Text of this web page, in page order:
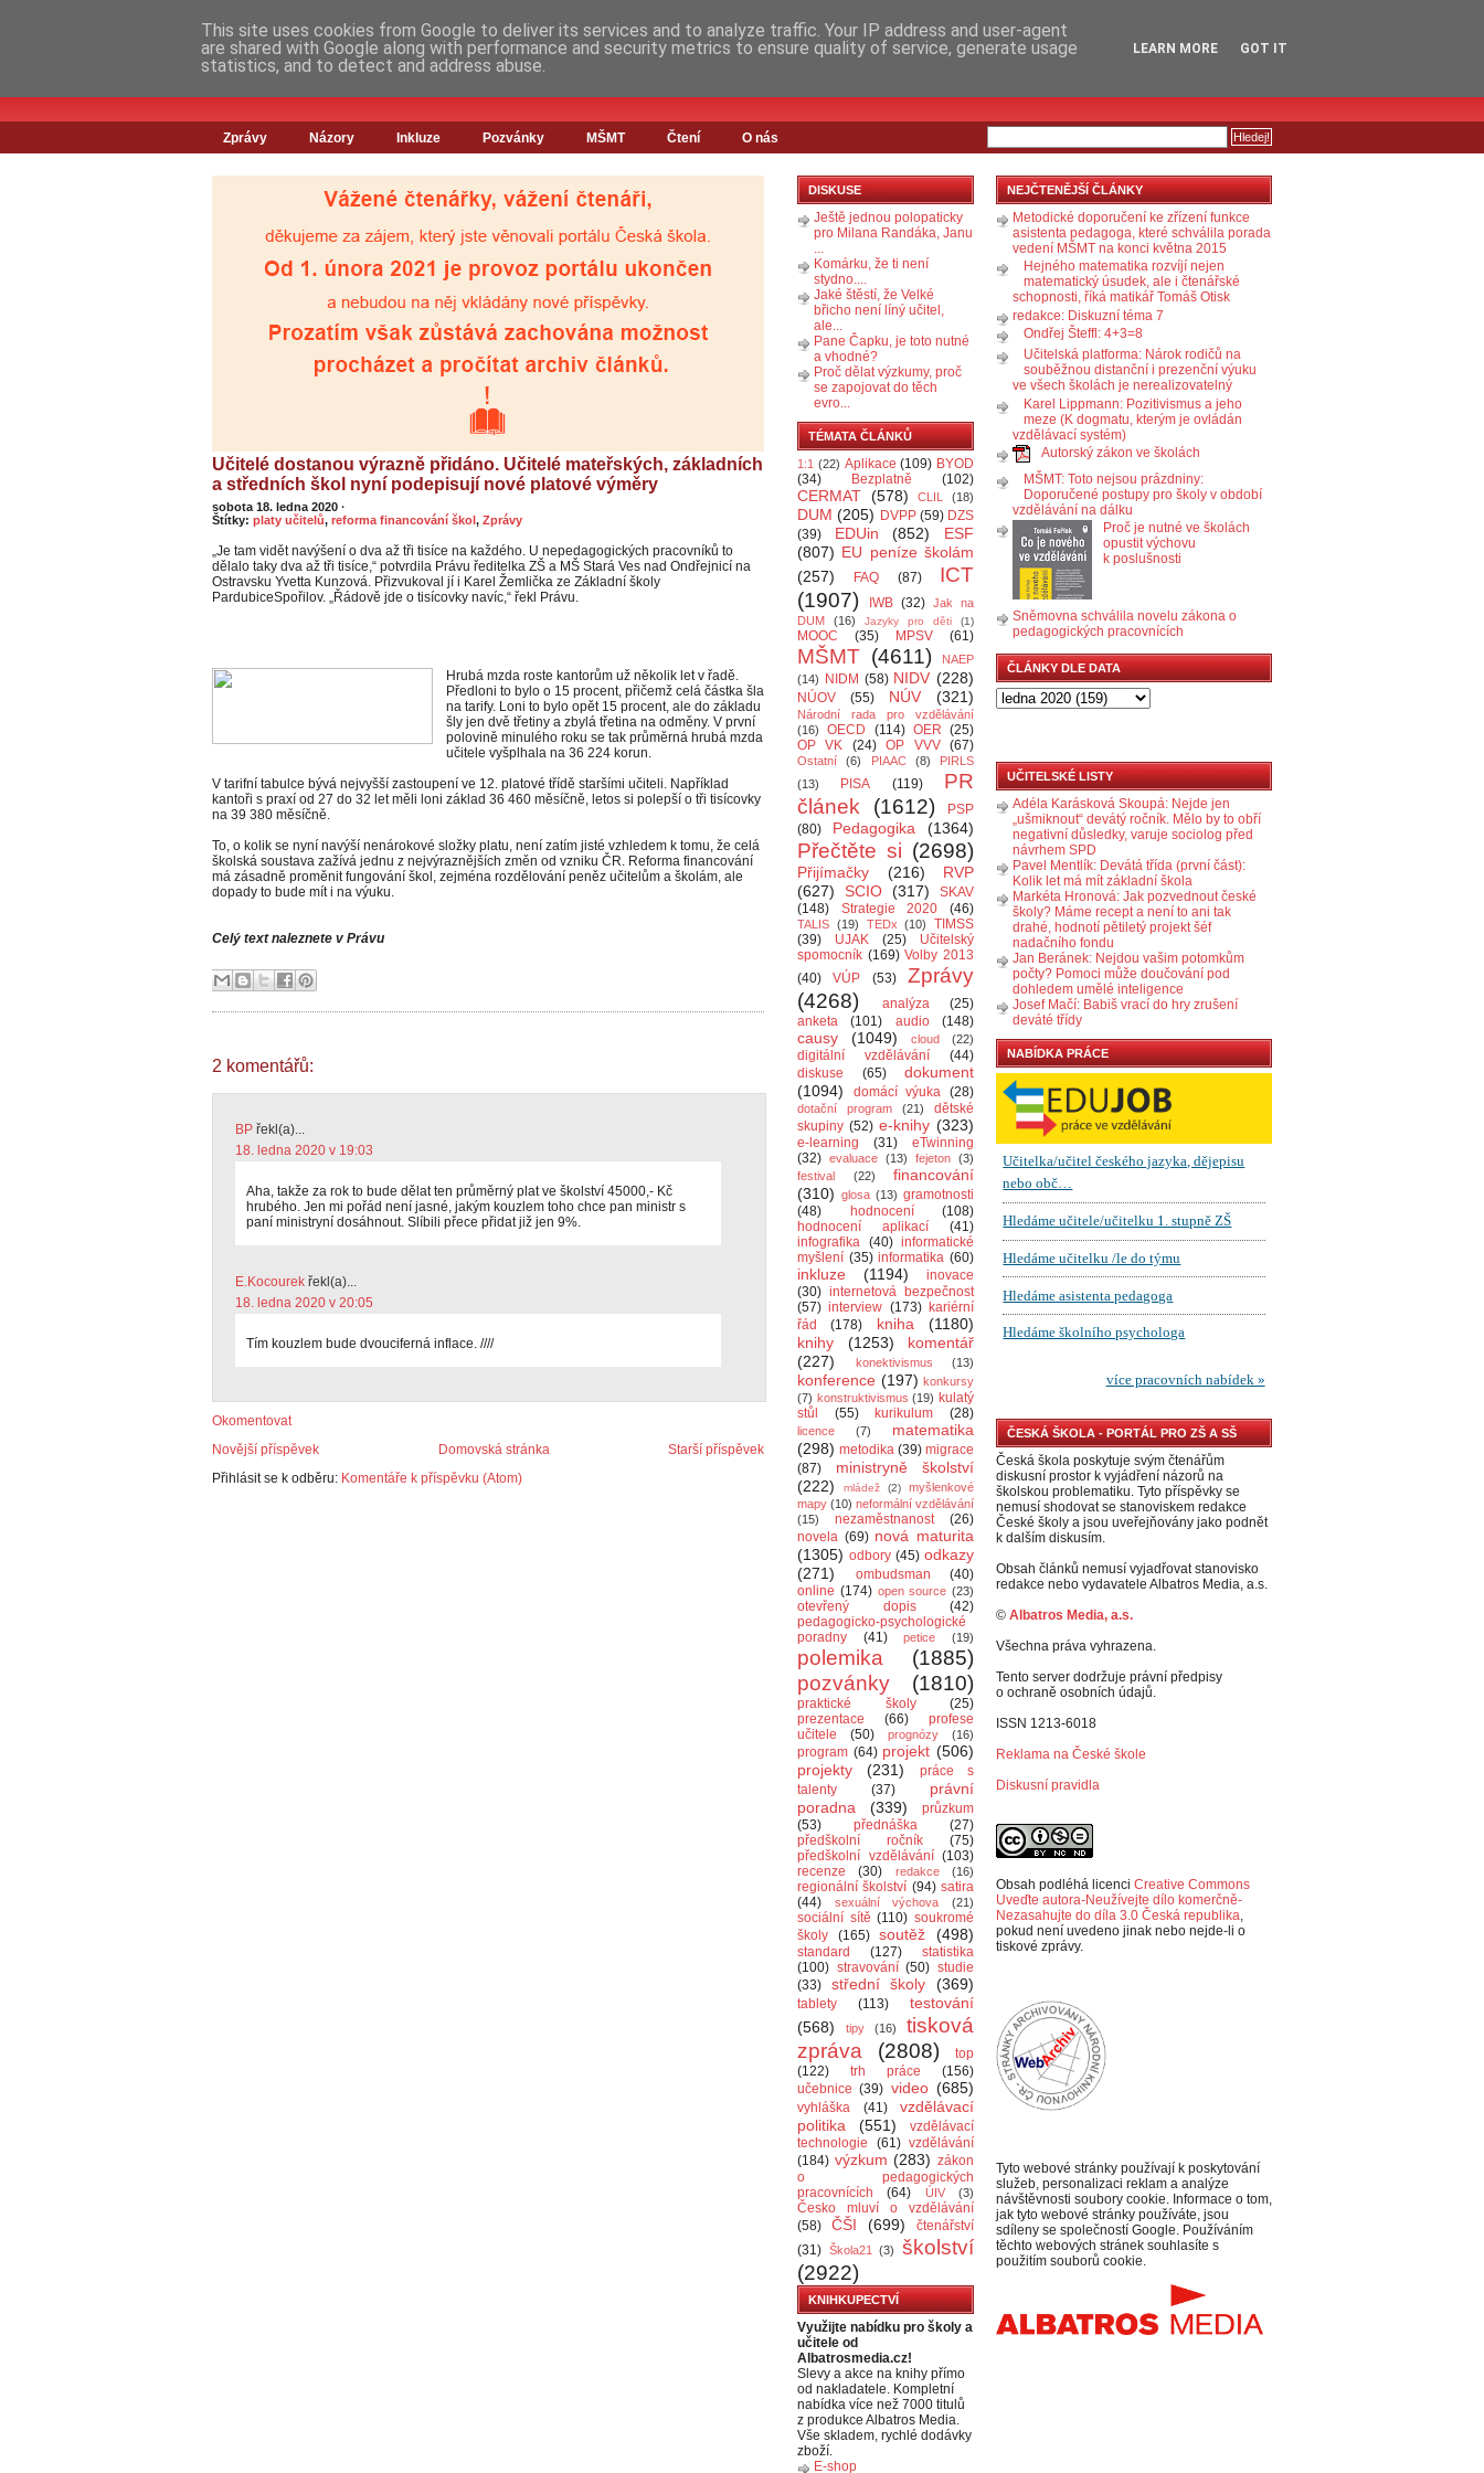
Zprávy Názory Inkluze Pozvánky MŠMT Čtení O nás
Učitelé dostanou výrazně přidáno. Učitelé mateřských, základních
a středních škol nyní podepisují nové platové výměry
sobota 18. ledna 2020 ·
Štítky: platy učitelů, reforma financování škol, Zprávy
„Je tam vidět navýšení o dva až tři tisíce na každého. U nepedagogických pracovníků to
dělalo taky dva až tři tisíce,“ potvrdila Právu ředitelka ZŠ a MŠ Stará Ves nad Ondřejnicí na
Ostravsku Yvetta Kunzová. Přizvukoval jí i Karel Žemlička ze Základní školy
PardubiceSpořilov. „Řádově jde o tisícovky navíc,“ řekl Právu.
Hrubá mzda roste kantorům už několik let v řadě.
Předloni to bylo o 15 procent, přičemž celá částka šla
na tarify. Loni to bylo opět 15 procent, ale do základu
šly jen dvě třetiny a zbylá třetina na odměny. V první
polovině minulého roku se tak průměrná hrubá mzda
učitele vyšplhala na 36 224 korun.
V tarifní tabulce bývá nejvyšší zastoupení ve 12. platové třídě staršími učiteli. Například
kantoři s praxí od 27 do 32 let měli loni základ 36 460 měsíčně, letos si polepší o tři tisícovky
na 39 380 měsíčně.
To, o kolik se nyní navýší nenárokové složky platu, není zatím jisté vzhledem k tomu, že celá
školská soustava zažívá jednu z nejvýraznějších změn od vzniku ČR. Reforma financování
má zásadně proměnit fungování škol, zejména rozdělování peněz učitelům a školám, ale
dopady to bude mít i na výuku.
Celý text naleznete v Právu
2 komentářů:
BP řekl(a)...
18. ledna 2020 v 19:03
Aha, takže za rok to bude dělat ten průměrný plat ve školství 45000,- Kč
hrubého. Jen mi pořád není jasné, jakým kouzlem toho chce pan ministr s
paní ministryní dosáhnout. Slíbili přece přidat již jen 9%.
E.Kocourek řekl(a)...
18. ledna 2020 v 20:05
Tím kouzlem bude dvouciferná inflace. ////
Okomentovat
Novější příspěvek
Starší příspěvek
Domovská stránka
Přihlásit se k odběru: Komentáře k příspěvku (Atom)
DISKUSE
Ještě jednou polopaticky
pro Milana Randáka, Janu
...
Komárku, že ti není
stydno....
Jaké štěstí, že Velké
břicho není líný učitel,
ale...
Pane Čapku, je toto nutné
a vhodné?
Proč dělat výzkumy, proč
se zapojovat do těch
evro...
TÉMATA ČLÁNKŮ
1:1 (22) Aplikace (109) BYOD
(34)
Bezplatně (102)
CERMAT (578) CLIL (18)
DUM (205) DVPP (59) DZS
(39)
EDUin (852)
ESF
(807) EU peníze školám
(257)
FAQ (87)
ICT
(1907)
IWB (32) Jak na
DUM
(16) Jazyky pro děti (1)
MOOC (35) MPSV (61)
MŠMT (4611)
NAEP
(14)
NIDM (58) NIDV (228)
NÚOV (55) NÚV (321)
Národní rada pro vzdělávání
(16)
OECD (114) OER (25)
OP VK
(24) OP VVV (67)
Ostatní (6) PIAAC (8)
PIRLS
(13)
PISA (119)
PR
článek
(1612)
PSP
(80)
Pedagogika (1364)
Přečtěte si (2698)
Přijímačky (216)
RVP
(627)
SCIO (317)
SKAV
(148)
Strategie 2020 (46)
TALIS (19) TEDx (10)
TIMSS
(39)
UJAK (25)
Učitelský
spomocník (169) Volby 2013
(40)
VÚP (53)
Zprávy
(4268)
analýza
(25)
anketa
(101) audio (148)
causy (1049) cloud (22)
digitální vzdělávání
(44)
diskuse
(65)
dokument
(1094)
domácí výuka (28)
dotační program (21)
dětské
skupiny (52) e-knihy (323)
e-learning (31)
eTwinning
(32) evaluace (13) fejeton (3)
festival
(22)
financování
(310) glosa (13) gramotnosti
(48)
hodnocení
(108)
hodnocení aplikací
(41)
infografika (40) informatické
myšlení (35) informatika (60)
inkluze (1194)
inovace
(30) internetová bezpečnost
(57) interview (173) kariérní
řád
(178) kniha
(1180)
knihy
(1253)
komentář
(227)
konektivismus (13)
konference (197) konkursy
(7) konstruktivismus (19) kulatý
stůl
(55) kurikulum (28)
licence (7)
matematika
(298) metodika (39) migrace
(87)
ministryně školství
(222)
mládež (2)
myšlenkové
mapy (10) neformální vzdělávání
(15)
nezaměstnanost
(26)
novela (69) nová maturita
(1305) odbory (45) odkazy
(271)
ombudsman
(40)
online (174) open source (23)
otevřený dopis
(42)
pedagogicko-psychologické
poradny
(41) petice (19)
polemika
(1885)
pozvánky
(1810)
praktické školy
(25)
prezentace
(66)
profese
učitele
(50) prognózy (16)
program (64) projekt (506)
projekty
(231)
práce s
talenty
(37)
právní
poradna
(339)
průzkum
(53)
přednáška
(27)
předškolní ročník
(75)
předškolní vzdělávání (103)
recenze
(30) redakce (16)
regionální školství (94) satira
(44)
sexuální výchova (21)
sociální sítě (110) soukromé
školy
(165) soutěž (498)
standard (127)
statistika
(100) stravování (50) studie
(33)
střední školy (369)
tablety (113)
testování
(568)
tipy (16)
tisková
zpráva
(2808)
top
(122)
trh práce
(156)
učebnice (39) video (685)
vyhláška (41)
vzdělávací
politika
(551)
vzdělávací
technologie
(61) vzdělávání
(184) výzkum (283) zákon
o pedagogických
pracovnících
(64) ÚIV (3)
Česko mluví o vzdělávání
(58)
ČŠI (699)
čtenářství
(31) Škola21 (3)
školství
(2922)
KNIHKUPECTVÍ
Využijte nabídku pro školy a
učitele od
Albatrosmedia.cz!
Slevy a akce na knihy přímo
od nakladatele. Kompletní
nabídka více než 7000 titulů
z produkce Albatros Media.
Vše skladem, rychlé dodávky
zboží.
E-shop
NEJČTENĚJŠÍ ČLÁNKY
Metodické doporučení ke zřízení funkce
asistenta pedagoga, které schválila porada
vedení MŠMT na konci května 2015
Hejného matematika rozvíjí nejen
matematický úsudek, ale i čtenářské
schopnosti, říká matikář Tomáš Otisk
redakce: Diskuzní téma 7
Ondřej Šteffl: 4+3=8
Učitelská platforma: Nárok rodičů na
souběžnou distanční i prezenční výuku
ve všech školách je nerealizovatelný
Karel Lippmann: Pozitivismus a jeho
meze (K dogmatu, kterým je ovládán
vzdělávací systém)
Autorský zákon ve školách
MŠMT: Toto nejsou prázdniny:
Doporučené postupy pro školy v období
vzdělávání na dálku
Proč je nutné ve školách
opustit výchovu
k poslušnosti
Sněmovna schválila novelu zákona o
pedagogických pracovnících
ČLÁNKY DLE DATA
UČITELSKÉ LISTY
Adéla Karásková Skoupá: Nejde jen
„ušmiknout“ devátý ročník. Mělo by to obří
negativní důsledky, varuje sociolog před
návrhem SPD
Pavel Mentlík: Devátá třída (první část):
Kolik let má mít základní škola
Markéta Hronová: Jak pozvednout české
školy? Máme recept a není to ani tak
drahé, hodnotí pětiletý projekt šéf
nadačního fondu
Jan Beránek: Nejdou vašim potomkům
počty? Pomoci může doučování pod
dohledem umělé inteligence
Josef Mačí: Babiš vrací do hry zrušení
deváté třídy
NABÍDKA PRÁCE
ČESKÁ ŠKOLA - PORTÁL PRO ZŠ A SŠ
Česká škola poskytuje svým čtenářům
diskusní prostor k vyjádření názorů na
školskou problematiku. Tyto příspěvky se
nemusí shodovat se stanoviskem redakce
České školy a jsou uveřejňovány jako podnět
k dalším diskusím.
Obsah článků nemusí vyjadřovat stanovisko
redakce nebo vydavatele Albatros Media, a.s.
© Albatros Media, a.s.
Všechna práva vyhrazena.
Tento server dodržuje právní předpisy
o ochraně osobních údajů.
ISSN 1213-6018
Reklama na České škole
Diskusní pravidla
Obsah podléhá licenci Creative Commons
Uveďte autora-Neužívejte dílo komerčně-
Nezasahujte do díla 3.0 Česká republika
pokud není uvedeno jinak nebo nejde-li o
tiskové zprávy.
Tyto webové stránky používají k poskytování
služeb, personalizaci reklam a analýze
návštěvnosti soubory cookie. Informace o tom,
jak tyto webové stránky používáte, jsou
sdíleny se společností Google. Používáním
těchto webových stránek souhlasíte s
použitím souborů cookie.
This site uses cookies from Google to deliver its services and to analyze traffic. Your IP address and user-agent
are shared with Google along with performance and security metrics to ensure quality of service, generate usage
statistics, and to detect and address abuse.
LEARN MORE GOT IT